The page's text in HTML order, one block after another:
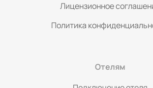
Лицензионное
Политика
Отелям